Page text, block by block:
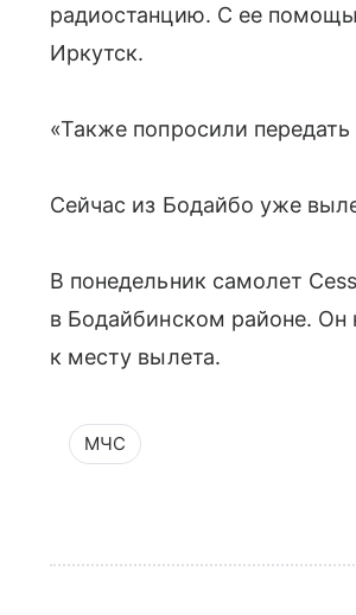
радиостанцию. С ее
Иркутск.
«Также попросили
Сейчас из Бодайбо уже
В понедельник самолет
в Бодайбинском районе. Он
к месту вылета.
МЧС